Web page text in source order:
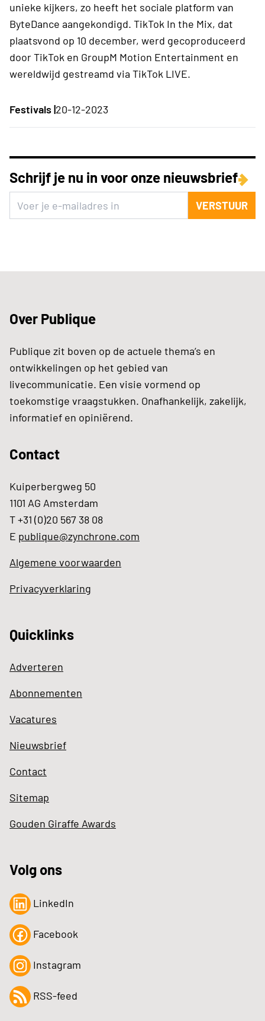
unieke kijkers, zo heeft het sociale platform van
ByteDance aangekondigd. TikTok In the Mix, dat
plaatsvond op 10 december, werd gecoproduceerd
door TikTok en GroupM Motion Entertainment en
wereldwijd gestreamd via TikTok LIVE.
Festivals |20-12-2023
Schrijf je nu in voor onze nieuwsbrief
VERSTUUR
Over Publique
Publique zit boven op de actuele thema’s en
ontwikkelingen op het gebied van
livecommunicatie. Een visie vormend op
toekomstige vraagstukken. Onafhankelijk, zakelijk,
informatief en opiniërend.
Contact
Kuiperbergweg 50
1101 AG Amsterdam
T +31 (0)20 567 38 08
E publique@zynchrone.com
Algemene voorwaarden
Privacyverklaring
Quicklinks
Adverteren
Abonnementen
Vacatures
Nieuwsbrief
Contact
Sitemap
Gouden Giraffe Awards
Volg ons
LinkedIn
Facebook
Instagram
RSS-feed